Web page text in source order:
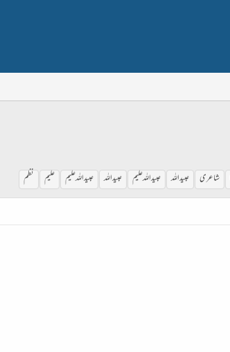
شاعری عبید اللہ عبید اللہ علیم عبیداللہ عبیداللہ علیم علیم نظم